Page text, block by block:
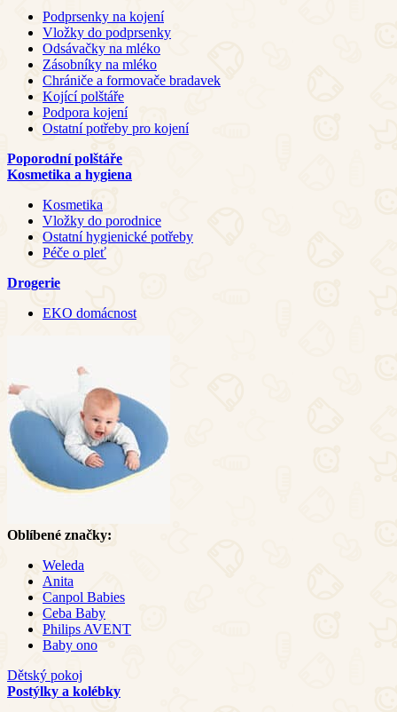
Podprsenky na kojení
Vložky do podprsenky
Odsávačky na mléko
Zásobníky na mléko
Chrániče a formovače bradavek
Kojící polštáře
Podpora kojení
Ostatní potřeby pro kojení
Poporodní polštáře
Kosmetika a hygiena
Kosmetika
Vložky do porodnice
Ostatní hygienické potřeby
Péče o pleť
Drogerie
EKO domácnost
Oblíbené značky:
Weleda
Anita
Canpol Babies
Ceba Baby
Philips AVENT
Baby ono
Dětský pokoj
Postýlky a kolébky